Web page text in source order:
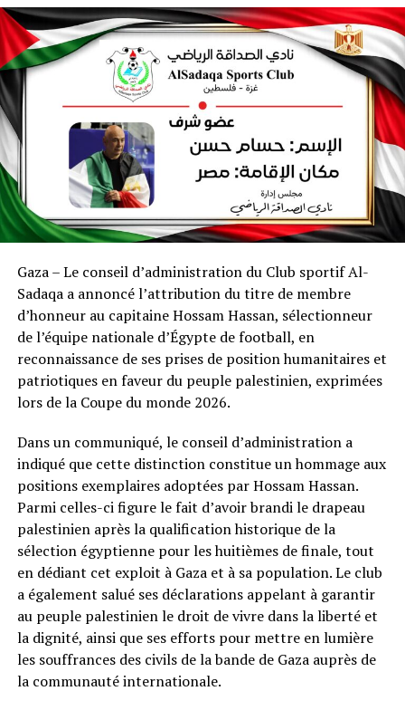
Gaza – Le conseil d’administration du Club sportif Al-
Sadaqa a annoncé l’attribution du titre de membre
d’honneur au capitaine Hossam Hassan, sélectionneur
de l’équipe nationale d’Égypte de football, en
reconnaissance de ses prises de position humanitaires et
patriotiques en faveur du peuple palestinien, exprimées
lors de la Coupe du monde 2026.
Dans un communiqué, le conseil d’administration a
indiqué que cette distinction constitue un hommage aux
positions exemplaires adoptées par Hossam Hassan.
Parmi celles-ci figure le fait d’avoir brandi le drapeau
palestinien après la qualification historique de la
sélection égyptienne pour les huitièmes de finale, tout
en dédiant cet exploit à Gaza et à sa population. Le club
a également salué ses déclarations appelant à garantir
au peuple palestinien le droit de vivre dans la liberté et
la dignité, ainsi que ses efforts pour mettre en lumière
les souffrances des civils de la bande de Gaza auprès de
la communauté internationale.